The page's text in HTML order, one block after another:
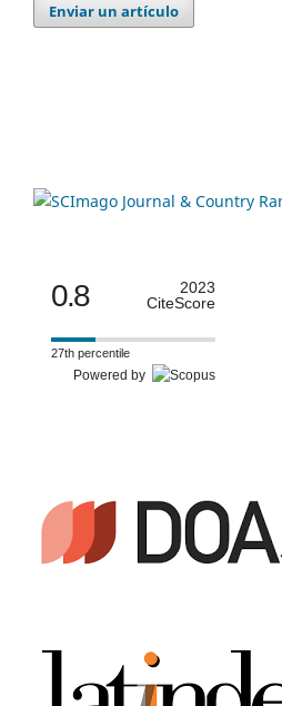
Enviar un artículo
0.8
2023
CiteScore
27th percentile
Powered by